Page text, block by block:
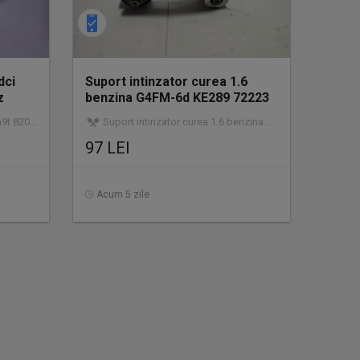
| garanție
Suport intinzator curea 1.6
benzina G4FM-6d KE289 72223
Hyu
Suport intinzator curea 1.6 benzina g4fm-6d ke289 72223 | utilizat | garanție
97 LEI
Acum 5 zile